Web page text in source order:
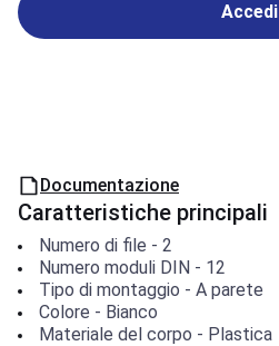
Accedi
Documentazione
Caratteristiche principali
Numero di file - 2
Numero moduli DIN- 12
Tipo di montaggio - A parete
Colore - Bianco
Materiale del corpo - Plastica